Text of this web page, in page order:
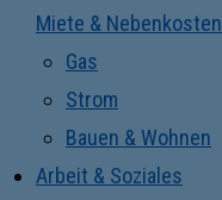
Miete & Nebenkosten
Gas
Strom
Bauen & Wohnen
Arbeit & Soziales